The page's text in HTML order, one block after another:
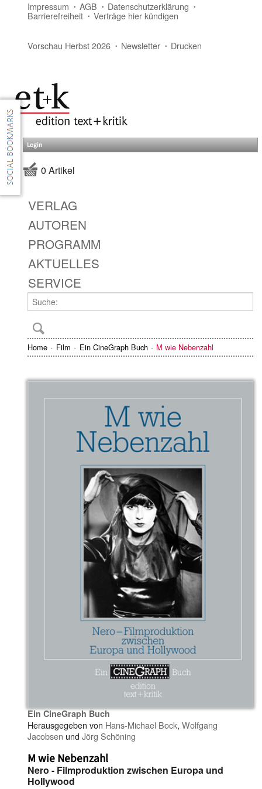
Impressum AGB Datenschutzerklärung
Barrierefreiheit Verträge hier kündigen
Vorschau Herbst 2026 Newsletter Drucken
Login
0 Artikel
VERLAG
AUTOREN
PROGRAMM
AKTUELLES
SERVICE
Home Film Ein CineGraph Buch M wie Nebenzahl
Ein CineGraph Buch
Herausgegeben von Hans-Michael Bock, Wolfgang
Jacobsen undJörg Schöning
M wie Nebenzahl
Nero - Filmproduktion zwischen Europa und
Hollywood